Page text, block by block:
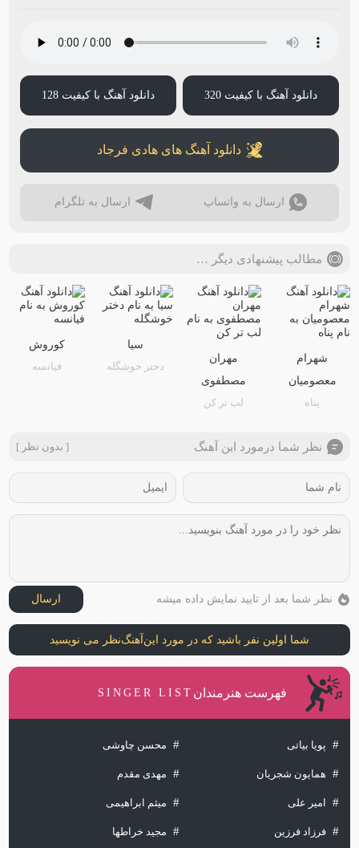
دانلود آهنگ با کیفیت 320 دانلود آهنگ با کیفیت 128
دانلود آهنگ های هادی فرجاد
ارسال به واتساپ ارسال به تلگرام
مطالب پیشنهادی دیگر …
شهرام
معصومیان
پناه
مهران
مصطفوی
لب تر کن
سیا
دختر خوشگله
کوروش
فیانسه
نظر شما درمورد این آهنگ [ بدون نظر ]
نظر شما بعد از تایید نمایش داده میشه ارسال
شما اولین نفر باشید که در مورد این آهنگنظر می نویسید
فهرست هنرمندان SINGER LIST
پویا بیاتی محسن چاوشی
همایون شجریان مهدی مقدم
امیر علی میثم ابراهیمی
فرزاد فرزین مجید خراطها